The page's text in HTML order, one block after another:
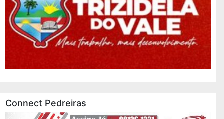
Connect Pedreiras